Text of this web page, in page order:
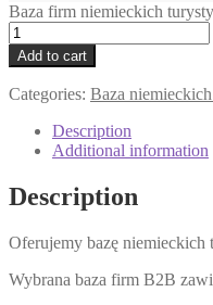
Baza firm niemieckich
Add to cart
Categories: Baza
Description
Additional information
Description
Oferujemy bazę niemieckich
Wybrana baza firm B2B